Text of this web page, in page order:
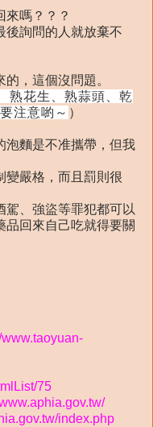
來嗎？？？
後詢問的人就放棄不
的，這個沒問題。
熟花生、熟蒜頭、乾
注意喲～ ）
泡麵是不准攜帶，但我
變嚴格，而且罰則很
駕、強盜等罪犯都可以
品回來自己吃就得要關
www.taoyuan-
75
index.php